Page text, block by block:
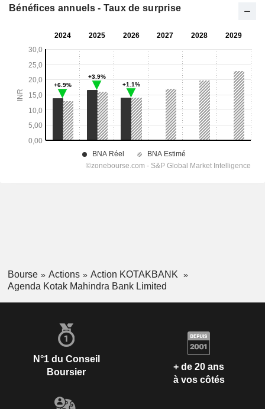
Bénéfices annuels - Taux de surprise
Bourse Actions
Action KOTAKBANK
Agenda Kotak Mahindra Bank Limited
N°1 du Conseil
Boursier
+ de 20 ans
à vos côtés